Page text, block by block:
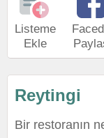
Listeme
Ekle
Reytingi
Bir restoranın